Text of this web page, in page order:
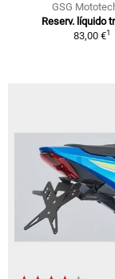
GSG
Reserv. líquido
83,00 €1